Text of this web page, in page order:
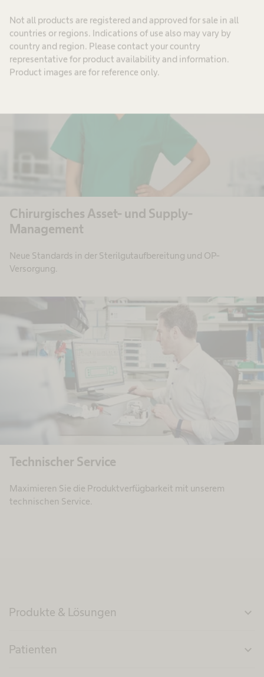
Not all products are registered and approved for sale in all
countries or regions. Indications of use also may vary by
country and region. Please contact your country
representative for product availability and information.
Product images are for reference only.
im Krankenhaus.
Chirurgisches Asset- und Supply-
Management
Neue Standards in der Sterilgutaufbereitung und OP-
Versorgung.
Technischer Service
Maximieren Sie die Produktverfügbarkeit mit unserem
technischen Service.
Produkte & Lösungen expand_more
Patienten expand_more